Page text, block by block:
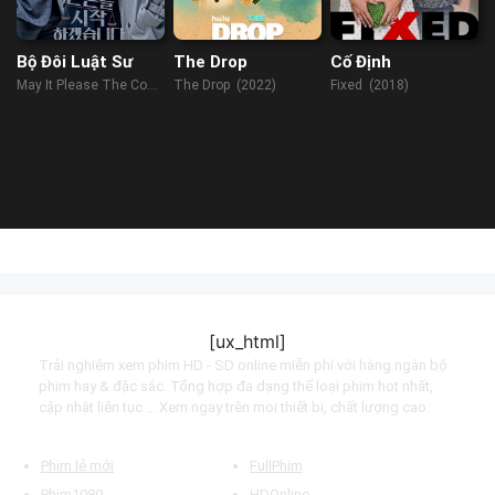
Bộ Đôi Luật Sư
May It Please The Court
The Drop
The Drop (2022)
Cố Định
Fixed (2018)